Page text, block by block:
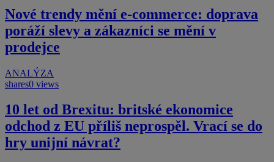
Nové trendy mění e-commerce: doprava
poráží slevy a zákazníci se mění v
prodejce
ANALÝZA
shares0 views
10 let od Brexitu: britské ekonomice
odchod z EU příliš neprospěl. Vrací se do
hry unijní návrat?